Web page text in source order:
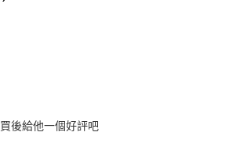
後給他一個好評吧